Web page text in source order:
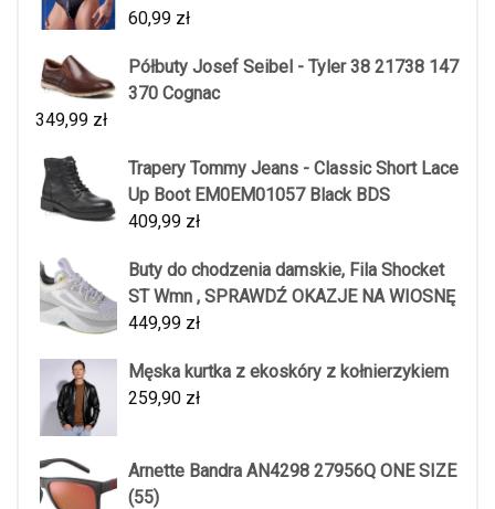
60,99 zł
Półbuty Josef Seibel - Tyler 38 21738 147
370 Cognac
349,99 zł
Trapery Tommy Jeans - Classic Short Lace
Up Boot EM0EM01057 Black BDS
409,99 zł
Buty do chodzenia damskie, Fila Shocket
ST Wmn , SPRAWDŹ OKAZJE NA WIOSNĘ
449,99 zł
Męska kurtka z ekoskóry z kołnierzykiem
259,90 zł
Arnette Bandra AN4298 27956Q ONE SIZE
(55)